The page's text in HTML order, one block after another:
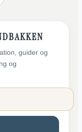
guider og
og